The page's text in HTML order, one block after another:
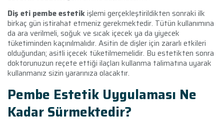
Diş eti pembe estetikişlemi gerçekleştirildikten sonraki ilk
birkaç gün istirahat etmeniz gerekmektedir. Tütün kullanımına
da ara verilmeli, soğuk ve sıcak içecek ya da yiyecek
tüketiminden kaçınılmalıdır. Asitin de dişler için zararlı etkileri
olduğundan; asitli içecek tüketilmemelidir. Bu estetikten sonra
doktorunuzun reçete ettiği ilaçları kullanma talimatına uyarak
kullanmanız sizin yararınıza olacaktır.
Pembe Estetik Uygulaması Ne
Kadar Sürmektedir?